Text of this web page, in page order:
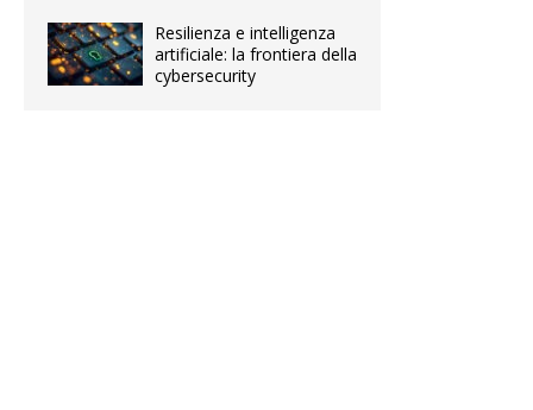
Resilienza e intelligenza
artificiale: la frontiera della
cybersecurity